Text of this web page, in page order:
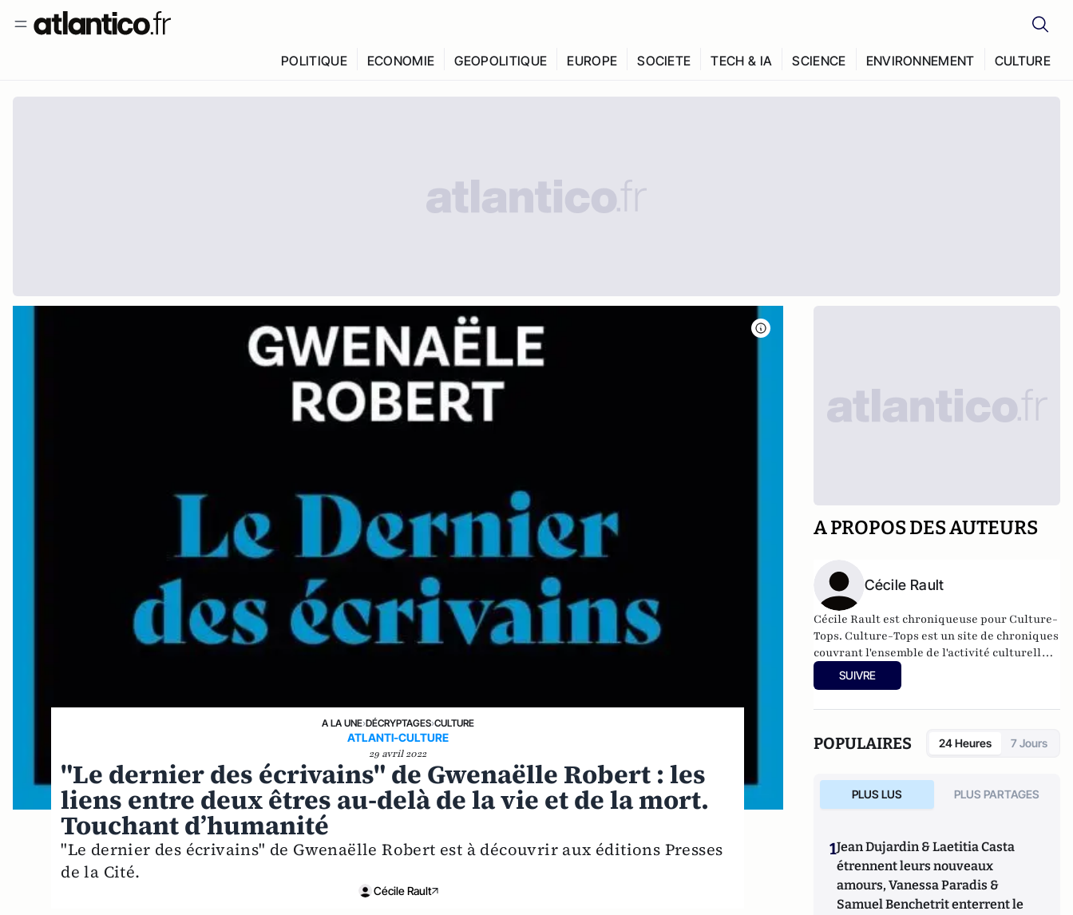
POLITIQUE ECONOMIE GEOPOLITIQUE EUROPE SOCIETE TECH & IA SCIENCE ENVIRONNEMENT CULTURE
A LA UNE›DÉCRYPTAGES›CULTURE
ATLANTI-CULTURE
29 avril 2022
"Le dernier des écrivains" de Gwenaëlle Robert : les
liens entre deux êtres au-delà de la vie et de la mort.
Touchant d’humanité
"Le dernier des écrivains" de Gwenaëlle Robert est à découvrir aux éditions Presses
de la Cité.
Cécile Rault
A PROPOS DES AUTEURS
Cécile Rault
Cécile Rault est chroniqueuse pour Culture-
Tops. Culture-Tops est un site de chroniques
couvrant l'ensemble de l'activité culturelle
(théâtre, One Man Shows, opéras, ballets,
spectacles divers, cinéma, expos, livres,
SUIVRE
POPULAIRES 24 Heures 7 Jours
PLUS LUS PLUS PARTAGES
1Jean Dujardin & Laetitia Casta
étrennent leurs nouveaux
amours, Vanessa Paradis &
Samuel Benchetrit enterrent le